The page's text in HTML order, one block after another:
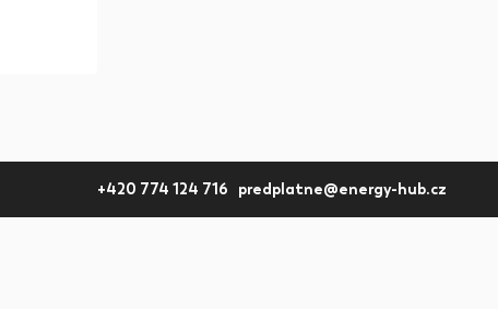
+420 774 124 716 predplatne@energy-hub.cz